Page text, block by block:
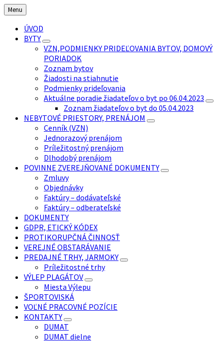
Preskočiť
na
obsah
Preskočiť
na
ľavý
panel
Preskočiť
na
pravý
panel
Preskočiť
na
pätičku
Menu
ÚVOD
BYTY
VZN,PODMIENKY PRIDEĽOVANIA BYTOV, DOMOVÝ
PORIADOK
Zoznam bytov
Žiadosti na stiahnutie
Podmienky prideľovania
Aktuálne poradie žiadateľov o byt po 06.04.2023
Zoznam žiadateľov o byt do 05.04.2023
NEBYTOVÉ PRIESTORY, PRENÁJOM
Cenník (VZN)
Jednorazový prenájom
Príležitostný prenájom
Dlhodobý prenájom
POVINNE ZVEREJŇOVANÉ DOKUMENTY
Zmluvy
Objednávky
Faktúry – dodávateľské
Faktúry – odberateľské
DOKUMENTY
GDPR, ETICKÝ KÓDEX
PROTIKORUPČNÁ ČINNOSŤ
VEREJNÉ OBSTARÁVANIE
PREDAJNÉ TRHY, JARMOKY
Príležitostné trhy
VÝLEP PLAGÁTOV
Miesta Výlepu
ŠPORTOVISKÁ
VOĽNÉ PRACOVNÉ POZÍCIE
KONTAKTY
DUMAT
DUMAT dielne